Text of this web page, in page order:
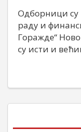
Одборници су
раду и
Горажде“
су исти и